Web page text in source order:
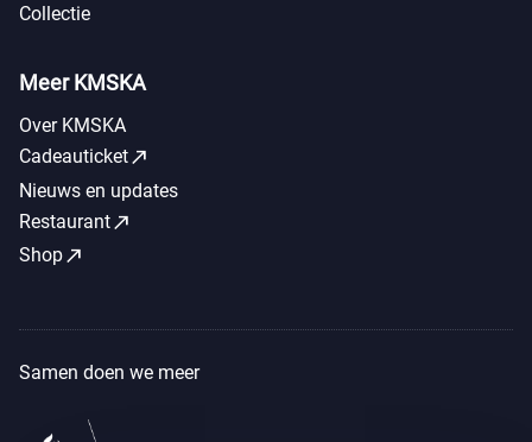
Collectie
Meer KMSKA
Over KMSKA
Cadeauticketcall_made
Nieuws en updates
Restaurantcall_made
Shopcall_made
Samen doen we meer